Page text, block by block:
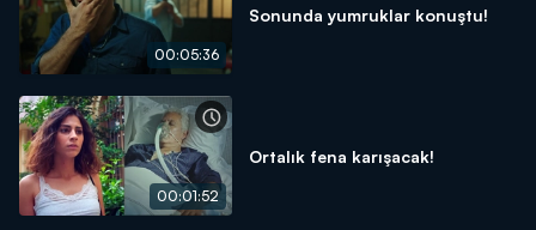
00:05:36
Sonunda yumruklar konuştu!
00:01:52
Ortalık fena karışacak!